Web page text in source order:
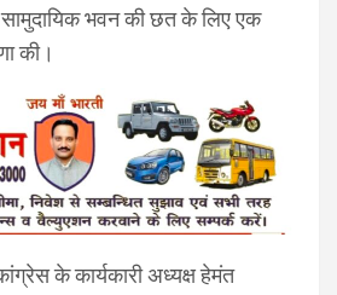
भवन की छत के लिए एक
की।
के कार्यकारी अध्यक्ष हेमंत